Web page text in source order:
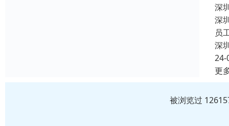
深
深
员
深
24-
更
被浏览过